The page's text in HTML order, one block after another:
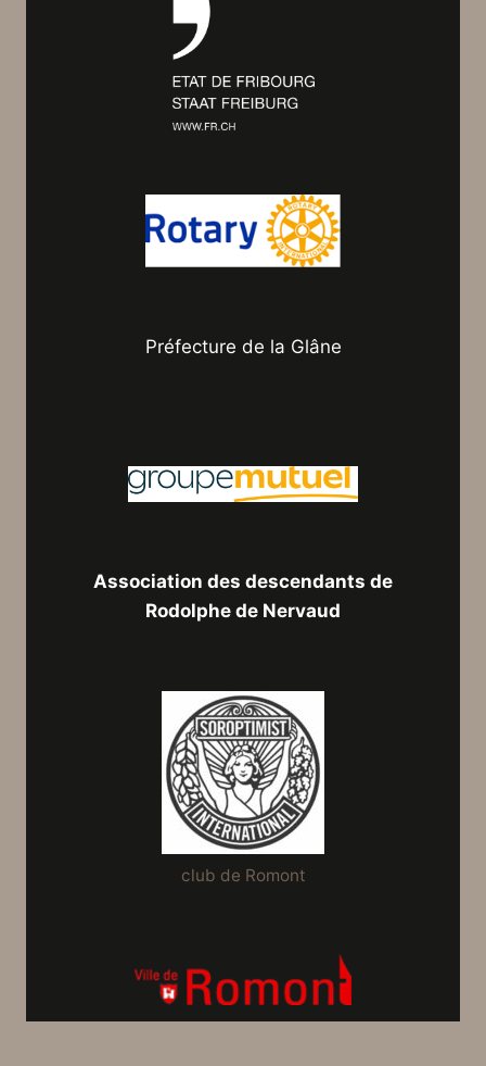
Préfecture de la Glâne
Association des descendants de
Rodolphe de Nervaud
club de Romont